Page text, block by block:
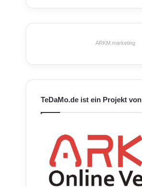
ARKM.marketing
TeDaMo.de ist ein Projekt